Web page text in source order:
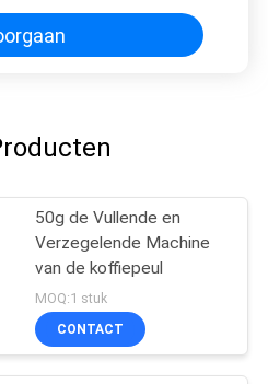
50g de Vullende en
Verzegelende Machine
van de koffiepeul
MOQ:1 stuk
CONTACT